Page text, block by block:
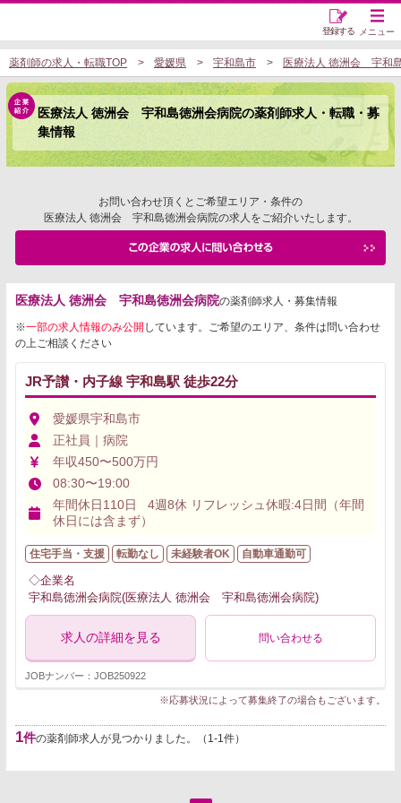
メニュー
登録する
薬剤師の求人・転職TOP 愛媛県 宇和島市 医療法人 徳洲会 宇和
医療法人 徳洲会 宇和島徳洲会病院の薬剤師求人・転職・募
集情報
お問い合わせ頂くとご希望エリア・条件の
医療法人 徳洲会 宇和島徳洲会病院の求人をご紹介いたします。
医療法人 徳洲会 宇和島徳洲会病院の薬剤師求人・募集情報
※一部の求人情報のみ公開 しています。ご希望のエリア、条件は問い合わせ
の上ご相談ください
JR予讃・内子線 宇和島駅 徒歩22分
愛媛県宇和島市
正社員｜病院
年収450〜500万円
08:30〜19:00
年間休日110日 4週8休 リフレッシュ休暇:4日間（年間
休日には含まず）
住宅手当・支援 転勤なし 未経験者OK 自動車通勤可
◇企業名
宇和島徳洲会病院(医療法人 徳洲会 宇和島徳洲会病院)
求人の詳細を見る 問い合わせる
JOBナンバー：JOB250922
※応募状況によって募集終了の場合もございます。
1件の薬剤師求人が見つかりました。（1-1件）